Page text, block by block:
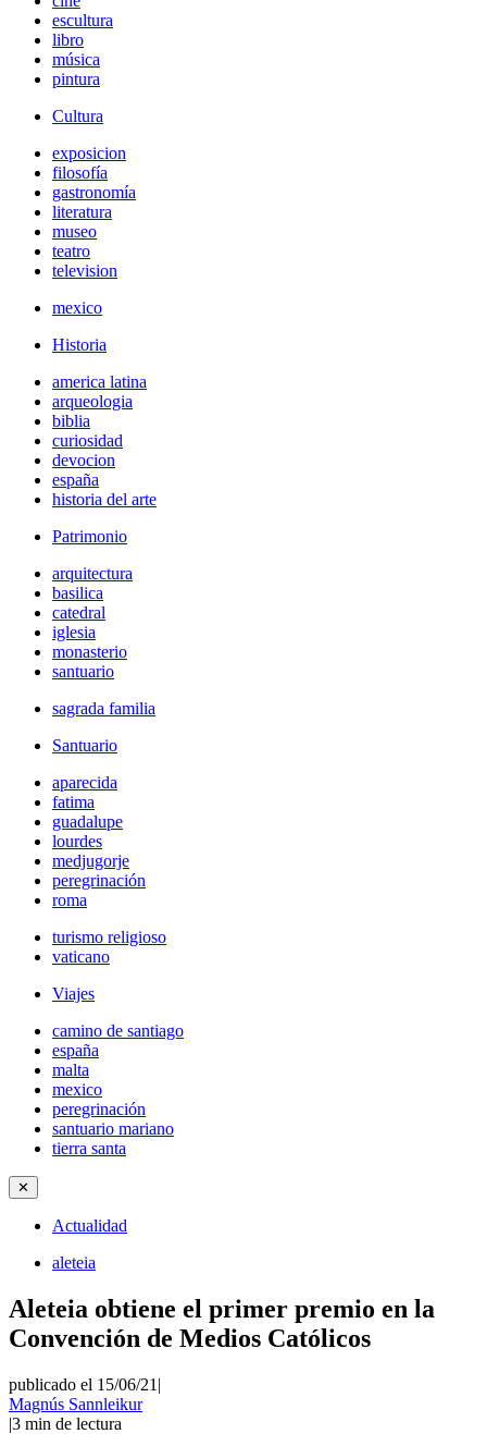
escultura
libro
música
pintura
Cultura
exposicion
filosofía
gastronomía
literatura
museo
teatro
television
mexico
Historia
america latina
arqueologia
biblia
curiosidad
devocion
españa
historia del arte
Patrimonio
arquitectura
basilica
catedral
iglesia
monasterio
santuario
sagrada familia
Santuario
aparecida
fatima
guadalupe
lourdes
medjugorje
peregrinación
roma
turismo religioso
vaticano
Viajes
camino de santiago
españa
malta
mexico
peregrinación
santuario mariano
tierra santa
✕
Actualidad
aleteia
Aleteia obtiene el primer premio en la
Convención de Medios Católicos
publicado el 15/06/21 |
Magnús Sannleikur
|3 min de lectura